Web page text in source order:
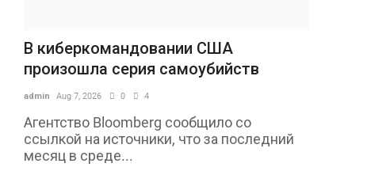
В киберкомандовании США
произошла серия самоубийств
admin Aug 7, 2026 0 4
Агентство Bloomberg сообщило со
ссылкой на источники, что за последний
месяц в среде...